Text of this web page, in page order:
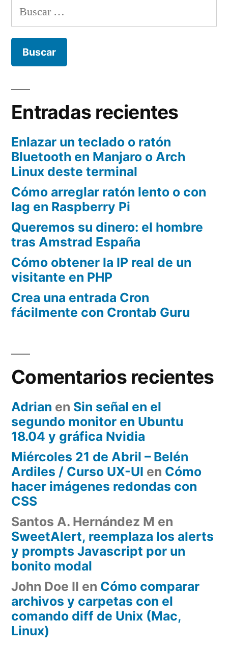
con
Buscar:
Entradas recientes
Enlazar un teclado o ratón
Bluetooth en Manjaro o Arch
Linux deste terminal
Cómo arreglar ratón lento o con
lag en Raspberry Pi
Queremos su dinero: el hombre
tras Amstrad España
Cómo obtener la IP real de un
visitante en PHP
Crea una entrada Cron
fácilmente con Crontab Guru
Comentarios recientes
Adrian en Sin señal en el
segundo monitor en Ubuntu
18.04 y gráfica Nvidia
Miércoles 21 de Abril – Belén
Ardiles / Curso UX-UI en Cómo
hacer imágenes redondas con
CSS
Santos A. Hernández M en
SweetAlert, reemplaza los alerts
y prompts Javascript por un
bonito modal
John Doe II en Cómo comparar
archivos y carpetas con el
comando diff de Unix (Mac,
Linux)